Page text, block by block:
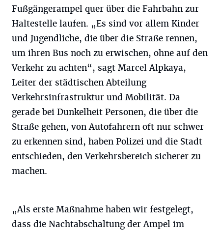
Fußgängerampel quer über die Fahrbahn zur
Haltestelle laufen. „Es sind vor allem Kinder
und Jugendliche, die über die Straße rennen,
um ihren Bus noch zu erwischen, ohne auf den
Verkehr zu achten“, sagt Marcel Alpkaya,
Leiter der städtischen Abteilung
Verkehrsinfrastruktur und Mobilität. Da
gerade bei Dunkelheit Personen, die über die
Straße gehen, von Autofahrern oft nur schwer
zu erkennen sind, haben Polizei und die Stadt
entschieden, den Verkehrsbereich sicherer zu
machen.
„Als erste Maßnahme haben wir festgelegt,
dass die Nachtabschaltung der Ampel im